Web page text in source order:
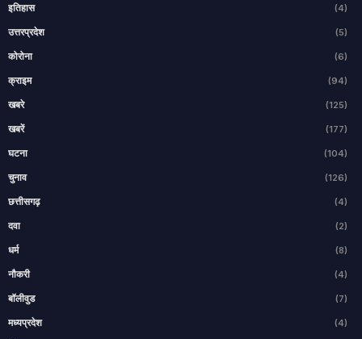
इतिहास (4)
उत्तरप्रदेश (5)
कोरोना (6)
क्राइम (94)
खबरे (125)
खबरें (177)
घटना (104)
चुनाव (126)
छत्तीसगढ़ (4)
दवा (2)
धर्म (8)
नौकरी (4)
बॉलीवुड (7)
मध्यप्रदेश (4)